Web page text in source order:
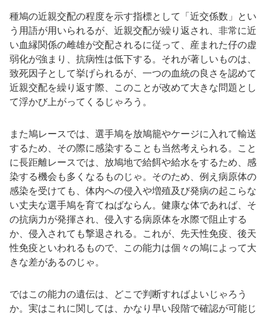
種鳩の近親交配の程度を示す指標として「近交係数」とい
う用語が用いられるが、近親交配が繰り返され、非常に近
い血縁関係の雌雄が交配されるに従って、産まれた仔の虚
弱化が強まり、抗病性は低下する。それが著しいものは、
致死因子として挙げられるが、一つの血統の良さを認めて
近親交配を繰り返す際、このことが改めて大きな問題とし
て浮かび上がってくるじゃろう。
また鳩レースでは、選手鳩を放鳩籠やケージに入れて輸送
するため、その際に感染することも当然考えられる。こと
に長距離レースでは、放鳩地で給餌や給水をするため、感
染する機会も多くなるものじゃ。そのため、例え病原体の
感染を受けても、体内への侵入や増殖及び発病の起こらな
い丈夫な選手鳩を育てねばならん。健康な体であれば、そ
の抗病力が発揮され、侵入する病原体を水際で阻止する
か、侵入されても撃退される。これが、先天性免疫、後天
性免疫といわれるもので、この能力は個々の鳩によって大
きな差があるのじゃ。
ではこの能力の遺伝は、どこで判断すればよいじゃろう
か。実はこれに関しては、かなり早い段階で確認が可能じ